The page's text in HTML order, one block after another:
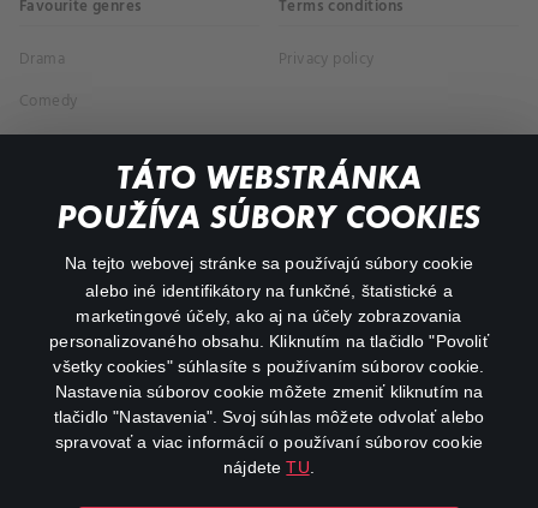
TÁTO WEBSTRÁNKA
POUŽÍVA SÚBORY COOKIES
Na tejto webovej stránke sa používajú súbory cookie
alebo iné identifikátory na funkčné, štatistické a
marketingové účely, ako aj na účely zobrazovania
personalizovaného obsahu. Kliknutím na tlačidlo "Povoliť
všetky cookies" súhlasíte s používaním súborov cookie.
Nastavenia súborov cookie môžete zmeniť kliknutím na
tlačidlo "Nastavenia". Svoj súhlas môžete odvolať alebo
spravovať a viac informácií o používaní súborov cookie
nájdeteTU
Favourite genres
Drama
Comedy
Terms conditions
Privacy policy
My profile
Important links